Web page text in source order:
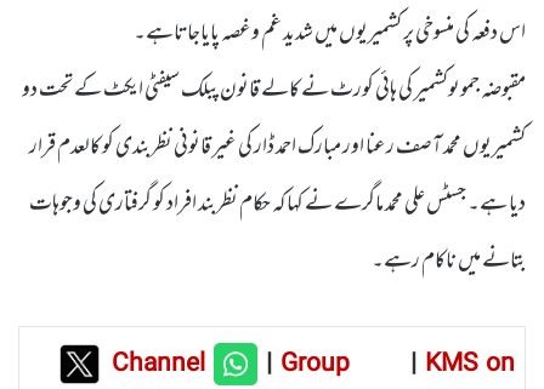
اس دفعہ کی منسوخی پر کشمیریوں میں شدید غم وغصہ پایاجاتاہے۔
مقبوضہ جموںوکشمیر کی ہائی کورٹ نے کالے قانون پبلک سیفٹی ایکٹ کے تحت دو
کشمیریوں محمد آصف رعنا اور مبارک احمد ڈار کی غیر قانونی نظربندی کو کالعدم قرار
دیا ہے۔ جسٹس علی محمد ماگرے نے کہا کہ حکام نظربند افراد کو گرفتاری کی وجوہات
بتانے میں ناکام رہے۔
Channel |Group | KMS on